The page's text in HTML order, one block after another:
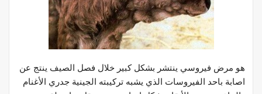
هو مرض فيروسي ينتشر بشكل كبير خلال فصل الصيف ينتج عن
اصابة باحد الفيروسات الذي يشبه تركيبته الجينية جدري الأغنام